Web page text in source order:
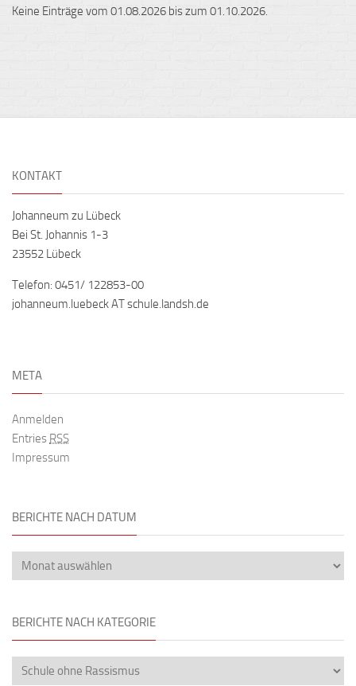
Keine Einträge vom 01.08.2026 bis zum 01.10.2026.
KONTAKT
Johanneum zu Lübeck
Bei St. Johannis 1-3
23552 Lübeck
Telefon: 0451/ 122853-00
johanneum.luebeck AT schule.landsh.de
META
Anmelden
Entries RSS
Impressum
BERICHTE NACH DATUM
BERICHTE NACH KATEGORIE